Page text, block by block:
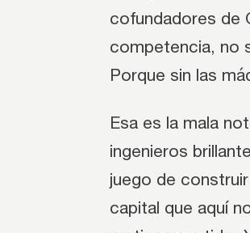
cofundadores de
competencia, no
Porque sin las
Esa es la mala
ingenieros
juego de
capital que aquí